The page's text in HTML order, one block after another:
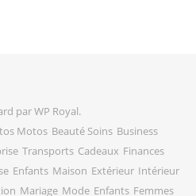
parWP Royal.
Motos Beauté Soins Business
Transports Cadeaux Finances
Enfants Maison Extérieur Intérieur
Mariage Mode Enfants Femmes